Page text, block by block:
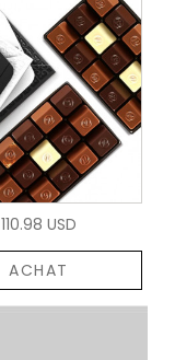
110.98 USD
ACHAT